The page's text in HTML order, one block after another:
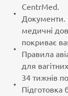
CentrMed.
Документи.
медичні
покриває
Правила
для
34 тижнів
Підготовка